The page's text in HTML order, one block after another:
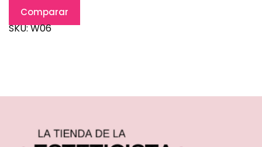
Comparar
SKU:W06